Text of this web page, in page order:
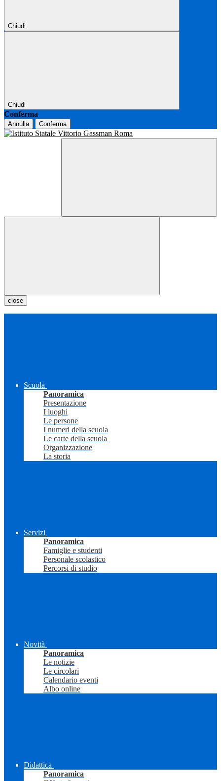
Chiudi
Chiudi
Conferma
Annulla Conferma
close
Scuola
Panoramica
Presentazione
I luoghi
Le persone
I numeri della scuola
Le carte della scuola
Organizzazione
La storia
Servizi
Panoramica
Famiglie e studenti
Personale scolastico
Percorsi di studio
Novità
Panoramica
Le notizie
Le circolari
Calendario eventi
Albo online
Didattica
Panoramica